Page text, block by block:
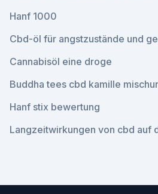
Hanf 1000
Cbd-öl für angstzustände und
Cannabisöl eine droge
Buddha tees cbd kamille
Hanf stix bewertung
Langzeitwirkungen von cbd auf